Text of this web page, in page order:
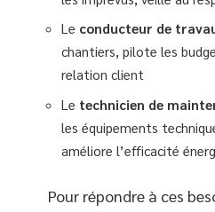
Le conducteur de
chantiers, pilote les
relation client
Le technicien de
les équipements
améliore l’efficacité
Pour répondre à ces